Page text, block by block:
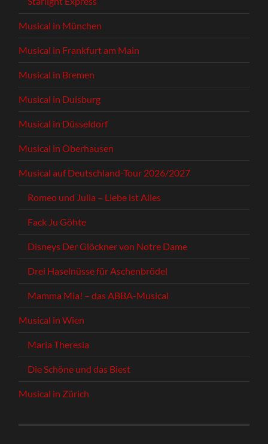
Musical in München
Musical in Frankfurt am Main
Musical in Bremen
Musical in Duisburg
Musical in Düsseldorf
Musical in Oberhausen
Musical auf Deutschland-Tour 2026/2027
Romeo und Julia – Liebe ist Alles
Fack Ju Göhte
Disneys Der Glöckner von Notre Dame
Drei Haselnüsse für Aschenbrödel
Mamma Mia! – das ABBA-Musical
Musical in Wien
Maria Theresia
Die Schöne und das Biest
Musical in Zürich